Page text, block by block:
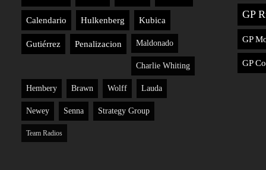
Calendario Hulkenberg Kubica
Gutiérrez Penalizacion Maldonado
Charlie Whiting
Hembery Brawn Wolff Lauda
Newey Senna Strategy Group
Team Radios
GP
GP
GP